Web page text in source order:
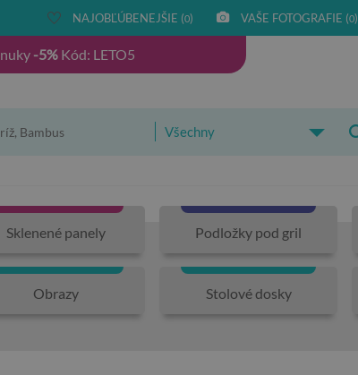
NAJOBĽÚBENEJŠIE (0) VAŠE FOTOGRAFIE (0)
-5% Kód: LETO5
Všechny
Sklenené panely Podložky pod gril
Obrazy Stolové dosky